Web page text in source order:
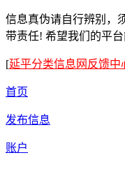
信息真伪请自行辨别，
带责任! 希望我们的平
[延平分类信息网反馈中
首页
发布信息
账户